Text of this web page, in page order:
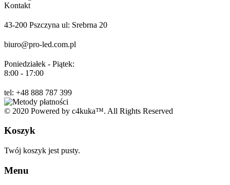
Kontakt
43-200 Pszczyna ul: Srebrna 20
biuro@pro-led.com.pl
Poniedziałek - Piątek:
8:00 - 17:00
tel: +48 888 787 399
© 2020 Powered by c4kuka™. All Rights Reserved
Koszyk
Twój koszyk jest pusty.
Menu